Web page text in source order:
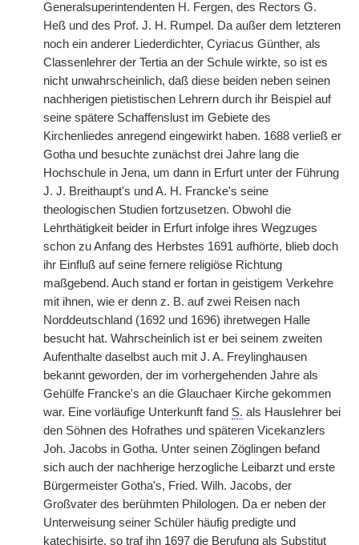
Generalsuperintendenten H. Fergen, des Rectors G.
Heß und des Prof. J. H. Rumpel. Da außer dem letzteren
noch ein anderer Liederdichter, Cyriacus Günther, als
Classenlehrer der Tertia an der Schule wirkte, so ist es
nicht unwahrscheinlich, daß diese beiden neben seinen
nachherigen pietistischen Lehrern durch ihr Beispiel auf
seine spätere Schaffenslust im Gebiete des
Kirchenliedes anregend eingewirkt haben. 1688 verließ er
Gotha und besuchte zunächst drei Jahre lang die
Hochschule in Jena, um dann in Erfurt unter der Führung
J. J. Breithaupt's und A. H. Francke's seine
theologischen Studien fortzusetzen. Obwohl die
Lehrthätigkeit beider in Erfurt infolge ihres Wegzuges
schon zu Anfang des Herbstes 1691 aufhörte, blieb doch
ihr Einfluß auf seine fernere religiöse Richtung
maßgebend. Auch stand er fortan in geistigem Verkehre
mit ihnen, wie er denn z. B. auf zwei Reisen nach
Norddeutschland (1692 und 1696) ihretwegen Halle
besucht hat. Wahrscheinlich ist er bei seinem zweiten
Aufenthalte daselbst auch mit J. A. Freylinghausen
bekannt geworden, der im vorhergehenden Jahre als
Gehülfe Francke's an die Glauchaer Kirche gekommen
war. Eine vorläufige Unterkunft fand S. als Hauslehrer bei
den Söhnen des Hofrathes und späteren Vicekanzlers
Joh. Jacobs in Gotha. Unter seinen Zöglingen befand
sich auch der nachherige herzogliche Leibarzt und erste
Bürgermeister Gotha's, Fried. Wilh. Jacobs, der
Großvater des berühmten Philologen. Da er neben der
Unterweisung seiner Schüler häufig predigte und
katechisirte, so traf ihn 1697 die Berufung als Substitut